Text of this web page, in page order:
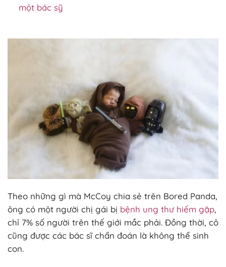
một bác sỹ
Theo những gì mà McCoy chia sẻ trên Bored Panda,
ông có một người chị gái bị bệnh ung thư hiếm gặp,
chỉ 7% số người trên thế giới mắc phải. Đồng thời, cô
cũng được các bác sĩ chẩn đoán là không thể sinh
con.